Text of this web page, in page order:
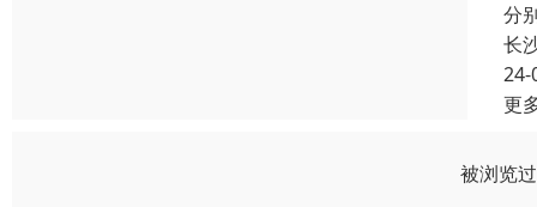
分
长
24-
更
被浏览